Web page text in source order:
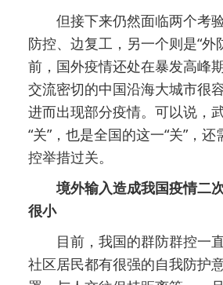
但接下来仍然面临两个考
防控、边复工，另一个则是“外
前，国外疫情还处在暴发高峰
交流密切的中国沿海大城市很容
进而出现部分疫情。可以说，
“关”，也是全国的这一“关”，
控举措过关。
境外输入造成我国疫情二
很小
目前，我国的群防群控一直
社区居民都有很强的自我防护